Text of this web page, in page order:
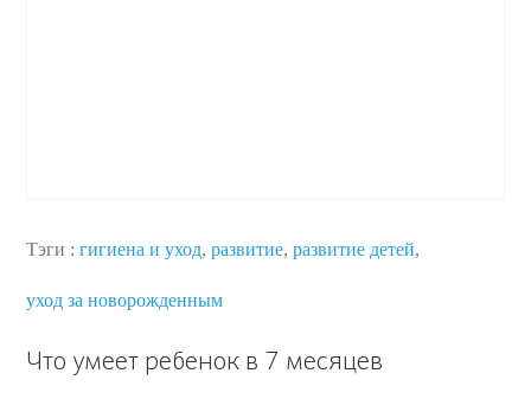
Тэги : гигиена и уход,развитие,развитие детей,
уход за новорожденным
Что умеет ребенок в 7 месяцев